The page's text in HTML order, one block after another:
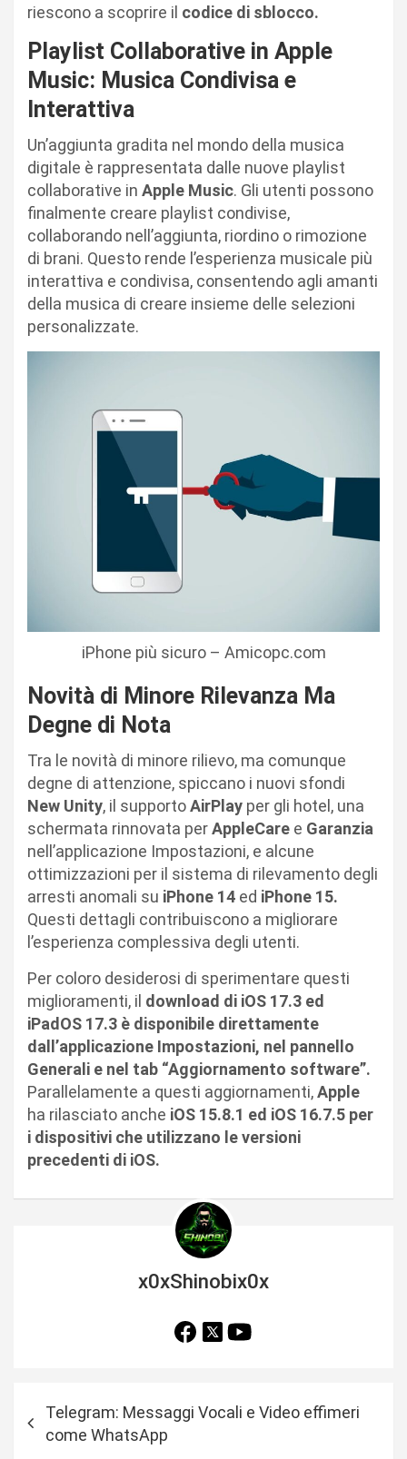
riescono a scoprire il codice di sblocco.
Playlist Collaborative in Apple
Music: Musica Condivisa e
Interattiva
Un’aggiunta gradita nel mondo della musica
digitale è rappresentata dalle nuove playlist
collaborative in Apple Music. Gli utenti possono
finalmente creare playlist condivise,
collaborando nell’aggiunta, riordino o rimozione
di brani. Questo rende l’esperienza musicale più
interattiva e condivisa, consentendo agli amanti
della musica di creare insieme delle selezioni
personalizzate.
iPhone più sicuro – Amicopc.com
Novità di Minore Rilevanza Ma
Degne di Nota
Tra le novità di minore rilievo, ma comunque
degne di attenzione, spiccano i nuovi sfondi
New Unity, il supportoAirPlay per gli hotel, una
schermata rinnovata perAppleCare e Garanzia
nell’applicazione Impostazioni, e alcune
ottimizzazioni per il sistema di rilevamento degli
arresti anomali su iPhone 14 ed iPhone 15.
Questi dettagli contribuiscono a migliorare
l’esperienza complessiva degli utenti.
Per coloro desiderosi di sperimentare questi
miglioramenti, il download di iOS 17.3 ed
iPadOS 17.3 è disponibile direttamente
dall’applicazione Impostazioni, nel pannello
Generali e nel tab “Aggiornamento software”.
Parallelamente a questi aggiornamenti,Apple
ha rilasciato anche iOS 15.8.1 ed iOS 16.7.5 per
i dispositivi che utilizzano le versioni
precedenti di iOS.
x0xShinobix0x
Telegram: Messaggi Vocali e Video effimeri
come WhatsApp